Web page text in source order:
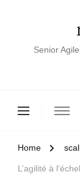
Senior
Home
L’agilité à